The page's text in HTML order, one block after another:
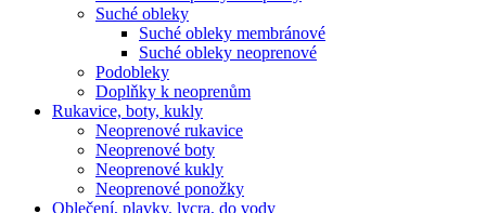
Suché obleky
Suché obleky membránové
Suché obleky neoprenové
Podobleky
Doplňky k neoprenům
Rukavice, boty, kukly
Neoprenové rukavice
Neoprenové boty
Neoprenové kukly
Neoprenové ponožky
Oblečení, plavky, lycra, do vody